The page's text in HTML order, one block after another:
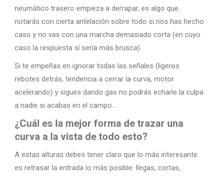
neumático trasero empieza a derrapar, es algo que
notarás con cierta antelación sobre todo si nos has hecho
caso y no vas con una marcha demasiado corta (en cuyo
caso la respuesta sí sería más brusca).
Si te empeñas en ignorar todas las señales (ligeros
rebotes detrás, tendencia a cerrar la curva, motor
acelerando) y sigues dando gas no podrás echarle la culpa
a nadie si acabas en el campo…
¿Cuál es la mejor forma de trazar una
curva a la vista de todo esto?
A estas alturas debes tener claro que lo más interesante
es retrasar la entrada lo más posible: llegas, cortas,